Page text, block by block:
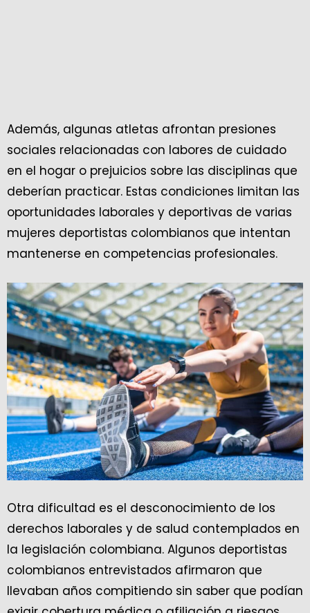
Además, algunas atletas afrontan presiones
sociales relacionadas con labores de cuidado
en el hogar o prejuicios sobre las disciplinas que
deberían practicar. Estas condiciones limitan las
oportunidades laborales y deportivas de varias
mujeres deportistas colombianos que intentan
mantenerse en competencias profesionales.
Otra dificultad es el desconocimiento de los
derechos laborales y de salud contemplados en
la legislación colombiana. Algunos deportistas
colombianos entrevistados afirmaron que
llevaban años compitiendo sin saber que podían